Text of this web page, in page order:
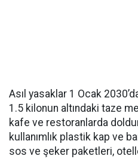
Asıl yasaklar 1 Ocak
1.5 kilonun altındaki taze
kafe ve restoranlarda
kullanımlık plastik kap ve
sos ve şeker paketleri,